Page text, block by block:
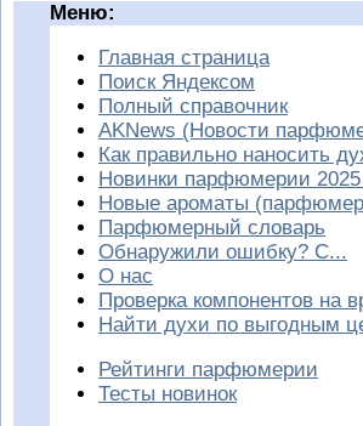
Меню:
Главная страница
Поиск Яндексом
Полный справочник
AKNews (Новости
Как правильно наносить
Новинки парфюмерии 2025
Новые ароматы
Парфюмерный словарь
Обнаружили ошибку? С...
О нас
Проверка компонентов на
Найти духи по выгодным
Рейтинги парфюмерии
Тесты новинок